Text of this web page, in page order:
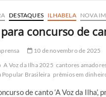
DESTAQUES ILHABELA NOVA
concurso de
10 de novembro de 2025
A Voz da Ilha 2025 cantores
Popular Brasileira prêmios em
de canto ‘A Voz da